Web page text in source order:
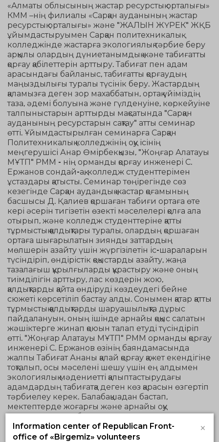
«Алматы облысының жастар ресурстық орталығы»
КММ –нің филиалы «Сарқан ауданының жастар
ресурстық орталығы» және "ЖАЛЫН ЖҮРЕК" ЖҚБ
ұйымдастыруымен Сарқан политехникалық
колледжінде жастарға экологиялық тәрбие беру
арқылы олардың дүниетанымдық және табиғатты
қорғау қабілеттерін арттыру. Табиғат пен адам
арасындағы байланыс, табиғатты қорғаудың
маңыздылығы туралы түсінік беру. Жастардың
қаламызға деген зор махаббатын, ортақ үйіміздің
таза, әдемі болуына және гүлденуіне, көркейуіне
талпыныстарын арттырды мақсатында "Сарқан
ауданының ресурстарын сақтау" атты семинар
өтті. Ұйымдастырылған семинарға Сарқан
Политехникалық колледжінің оқу ісінің
меңгерушісі Анар Өмірбекқызы, "Жоңғар Алатауы
МҰТП" РММ - нің орманды қорғау инженері С.
Ержанов сондай-ақ, колледж студенттерімен
ұстаздары қатысты. Семинар төңірегінде сөз
кезегінде Сарқан аудандық жастар қоғамының
басшысы Д. Қалиев қоршаған табиғи ортаға өте
кері әсерін тигізетін өзекті мәселелері қолға ала
отырып, және колледж студенттеріне қатты
тұрмыстық қалдықтары туралы, олардың қоршаған
ортаға шығарылатын зиянды заттардың
мөлшерін азайту үшін жүргізілетін іс-шараларын
түсіндіріп, өндірістік қоқыстарды азайту, жаңа
тазалағыш құрылғыларды құрастыру және оның
тиімділігін арттыру, лас көздерін жою,
қалдықтарды қайта өндіруді көздеудегі бейне
сюжеті көрсетіліп бастау алды. Сонымен қатар қатты
тұрмыстық қалдықтарды шаруашылықта дұрыс
пайдалануын, оның ішінде арнайы қоқыс салатын
жәшіктерге жинап қоюын талап етуді түсіндіріп
өтті. "Жоңғар Алатауы МҰТП" РММ орманды қорғау
инженері С. Ержанов өзінің баяндамасында
жалпы Табиғат Ананы қалай қорғау қажет екендігіне
тоқталып, осы мәселені шешу үшін ең алдымен
экологиялық мәдениетті қалыптастырудағы
адамдардың табиғатқа деген көз қарасын өзгертіп
тәрбиелеу керек. Балабақшадан бастап,
мектептерде жоғарғы және арнайы оқу
орындарында табиғатты қорғаумен экологиялық
білімді тереңдетіп меңгеру керектігін, қазіргі
заман талабына сай экологиялық идеологияны
Information center of Republican Front-
office of «Birgemiz» volunteers
×